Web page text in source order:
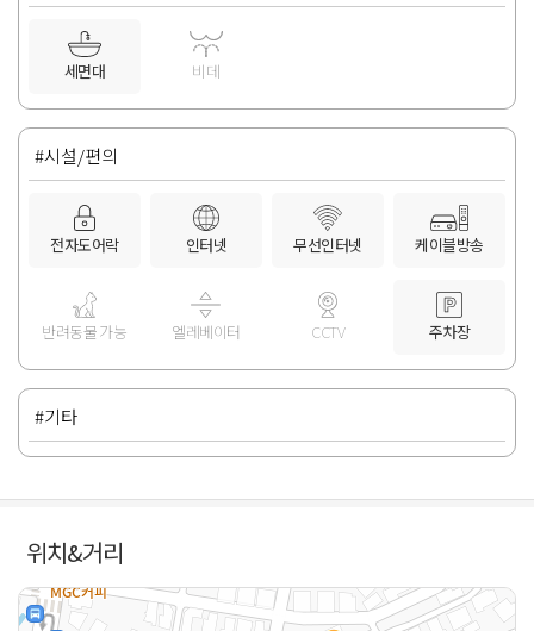
세면대 비데
#시설/편의
전자도어락 인터넷 무선인터넷 케이블방송
반려동물 가능 엘레베이터 CCTV 주차장
#기타
위치&거리